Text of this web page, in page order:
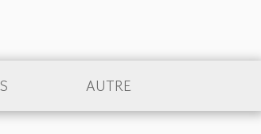
AUTRE